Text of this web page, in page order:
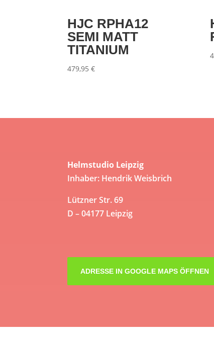
HJC RPHA12
SEMI MATT
TITANIUM
479,95€
Helmstudio Leipzig
Inhaber: Hendrik Weisbrich
Lützner Str. 69
D – 04177 Leipzig
ADRESSE IN GOOGLE MAPS ÖFFNEN